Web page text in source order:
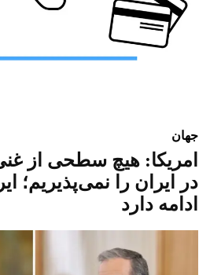
جهان
امریکا: هیچ سطحی از
در ایران را نمی‌پذیریم؛
ادامه دارد